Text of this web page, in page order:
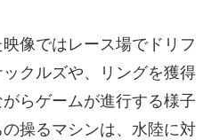
像ではレース場でドリフ
クルズや、リングを獲得
らゲームが進行する様子
操るマシンは、水陸に対